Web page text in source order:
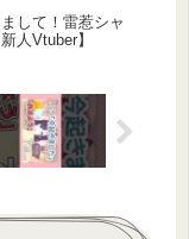
して！雷惹シャ
人Vtuber】